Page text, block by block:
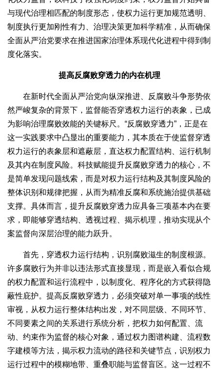
与现代治理相匹配的制度形态，使权力运行更加规范透明、
制度执行更加刚性有力、治理决策更加科学精准，从而确保
全面从严治党要求在推进国家治理体系现代化进程中得到制
度化落实。
提高反腐败穿透力的内在机理
在新时代全面从严治党向纵深推进、反腐败斗争形势依
然严峻复杂的背景下，监督能否穿透权力运行的表象，已成
为影响治理腐败效能的关键标尺。“反腐败穿透力”，正是在
这一实践要求中凸显出的重要能力，其本质在于使监督穿透
权力运行的表象层和遮蔽层，直达权力配置结构、运行机制
及其内在制度风险。科技赋能提升反腐败穿透力的核心，不
是简单发现问题线索，而是对权力运行结构及其制度风险的
整体识别和规律把握，从而为精准反腐和系统施治提供基础
支撑。具体而言，提升反腐败穿透力应具备三项基本内在要
求，即能够穿透结构、透视过程、揭示机理，推动实现从个
案监督向深层治理的能力跃升。
首先，穿透权力运行结构，识别腐败滋生的制度根源。
许多腐败行为并非以违法形式直接显现，而是嵌入看似合规
的权力配置和运行流程中，以制度化、程序化的方式获得隐
蔽性庇护。提高反腐败穿透力，必须突破对单一事项的线性
审视，从权力运行整体结构出发，对不同层级、不同环节、
不同要素之间的关系进行系统分析，把权力如何配置、流
动、约束作为监督的核心对象，通过权力图谱构建、流程数
字建模等方法，揭示权力流动的路径和关键节点，识别权力
运行过程中的模糊地带、重叠职能与监督盲区。这一过程不